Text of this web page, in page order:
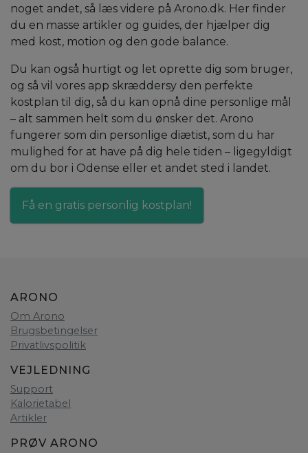
noget andet, så læs videre på Arono.dk. Her finder
du en masse artikler og guides, der hjælper dig
med kost, motion og den gode balance.
Du kan også hurtigt og let oprette dig som bruger,
og så vil vores app skræddersy den perfekte
kostplan til dig, så du kan opnå dine personlige mål
– alt sammen helt som du ønsker det. Arono
fungerer som din personlige diætist, som du har
mulighed for at have på dig hele tiden – ligegyldigt
om du bor i Odense eller et andet sted i landet.
Få en gratis personlig kostplan!
ARONO
Om Arono
Brugsbetingelser
Privatlivspolitik
VEJLEDNING
Support
Kalorietabel
Artikler
PRØV ARONO